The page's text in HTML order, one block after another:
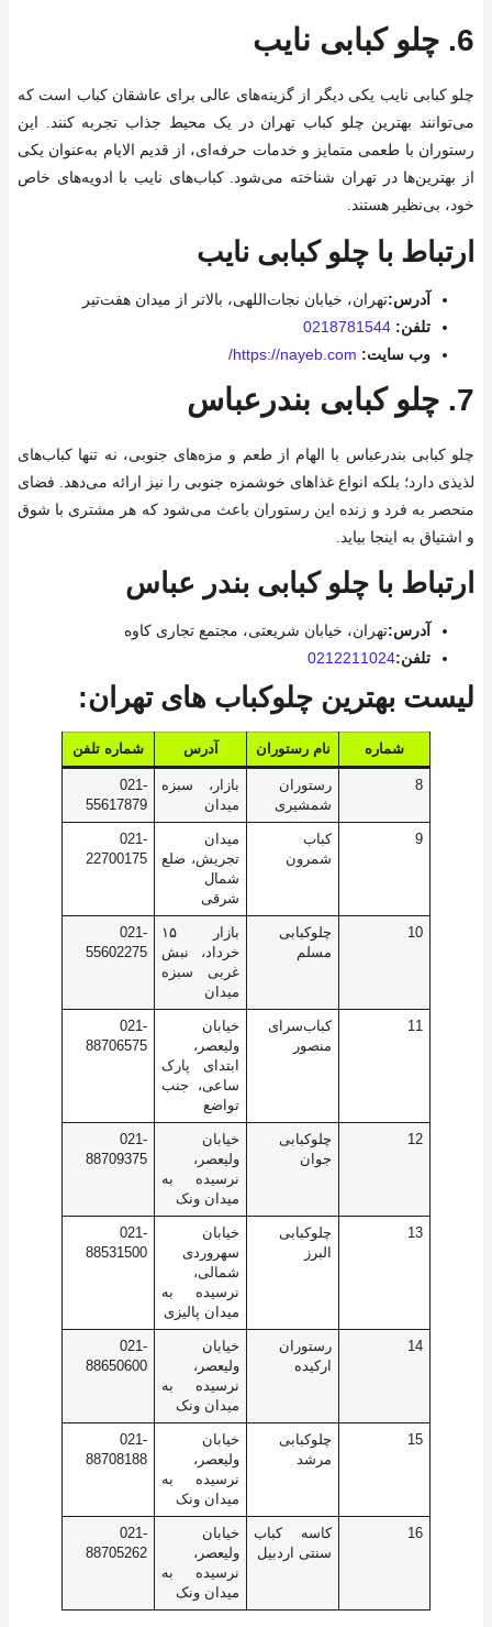
6. چلو کبابی نایب
چلو کبابی نایب یکی دیگر از گزینه‌های عالی برای عاشقان کباب است که
می‌توانند بهترین چلو کباب تهران در یک محیط جذاب تجربه کنند. این
رستوران با طعمی متمایز و خدمات حرفه‌ای، از قدیم الایام به‌عنوان یکی
از بهترین‌ها در تهران شناخته می‌شود. کباب‌های نایب با ادویه‌های خاص
خود، بی‌نظیر هستند.
ارتباط با چلو کبابی نایب
آدرس:تهران، خیابان نجات‌اللهی، بالاتر از میدان هفت‌تیر
تلفن: 0218781544
وب سایت: https://nayeb.com/
7. چلو کبابی بندرعباس
چلو کبابی بندرعباس با الهام از طعم و مزه‌های جنوبی، نه تنها کباب‌های
لذیذی دارد؛ بلکه انواع غذاهای خوشمزه جنوبی را نیز ارائه می‌دهد. فضای
منحصر به فرد و زنده این رستوران باعث می‌شود که هر مشتری با شوق
و اشتیاق به اینجا بیاید.
ارتباط با چلو کبابی بندر عباس
آدرس:تهران، خیابان شریعتی، مجتمع تجاری کاوه
تلفن:0212211024
لیست بهترین چلوکباب های تهران:
شماره نام رستوران آدرس شماره تلفن
8
رستوران
شمشیری
بازار، سبزه
میدان
021-
55617879
9
کباب
شمرون
میدان
تجریش، ضلع
شمال
شرقی
021-
22700175
10
چلوکبابی
مسلم
بازار ۱۵
خرداد، نبش
غربی سبزه
میدان
021-
55602275
11
کباب‌سرای
منصور
خیابان
ولیعصر،
ابتدای پارک
ساعی، جنب
تواضع
021-
88706575
12
چلوکبابی
جوان
خیابان
ولیعصر،
نرسیده به
میدان ونک
021-
88709375
13
چلوکبابی
البرز
خیابان
سهروردی
شمالی،
نرسیده به
میدان پالیزی
021-
88531500
14
رستوران
ارکیده
خیابان
ولیعصر،
نرسیده به
میدان ونک
021-
88650600
15
چلوکبابی
مرشد
خیابان
ولیعصر،
نرسیده به
میدان ونک
021-
88708188
16
کاسه کباب
سنتی اردبیل
خیابان
ولیعصر،
نرسیده به
میدان ونک
021-
88705262